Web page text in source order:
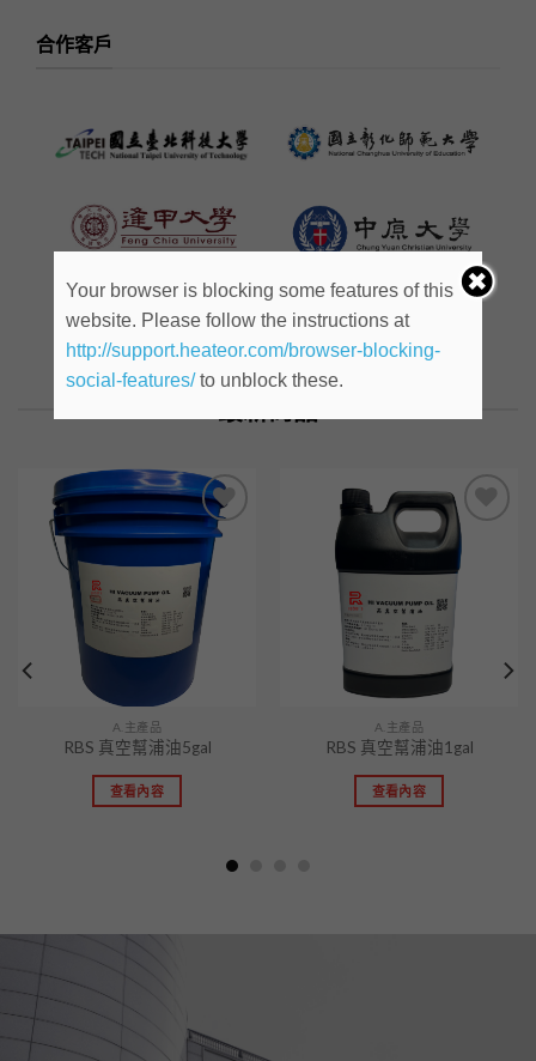
合作客戶
加入
「願
望清
A.主產品
RBS 真空幫浦油5gal
查看內容
A.主產品
RBS 真空幫浦油1gal
查看內容
Your browser is blocking some features of this
website. Please follow the instructions at
http://support.heateor.com/browser-blocking-
social-features/to unblock these.